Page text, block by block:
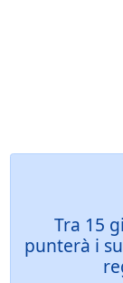
Tra 15
punterà i